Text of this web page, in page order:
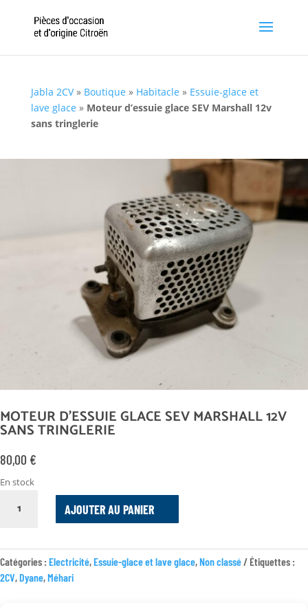
Jabla 2CV» Boutique » Habitacle » Essuie-glace et
lave glace » Moteur d’essuie glace SEV Marshall 12v
sans tringlerie
MOTEUR D’ESSUIE GLACE SEV MARSHALL 12V
SANS TRINGLERIE
80,00 €
En stock
GLACE
SEV
AJOUTER AU PANIER
Catégories : Electricité,Essuie-glace et lave glace,Non classé
Étiquettes :
2CV,Dyane,Méhari